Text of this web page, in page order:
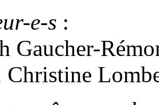
e-s :
Gaucher-
Christine